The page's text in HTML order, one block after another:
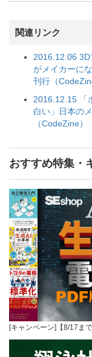
関連リンク
2016.12.06
がメイカーに
刊行（
2016.12.15 「
白い」日本の
（CodeZine）
おすすめ特集・
[キャンペーン]【8/17ま